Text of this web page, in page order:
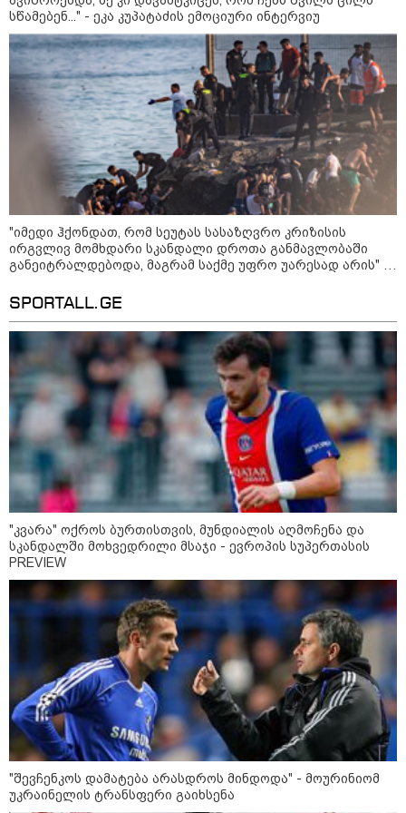
სამართალი
10:54 / 10-08-2026
ქურდობა თვითმფრინავის ბორტზე:
პოლიციამ ჩინეთის 2 მოქალაქე დააკავა -
რა ინფორმაციას ავრცელებს შსს
გორში, მანქანა ქალს დაეჯახა -
რა დეტალები ხდება ცნობილი?
20:38 / 10-08-2026
გურამ დადიანიძის
გაუჩინარების საქმის
ფარგლებში შსს ტერიტორიის
ხელახალ შემოწმებას იწყებს -
შსს განცხადებას ავრცელებს
სწამებენ..." - ეკა კუპატაძის ემოციური ინტერვიუ
"იმედი ჰქონდათ, რომ სეუტას სასაზღვრო კრიზისის
ირგვლივ მომხდარი სკანდალი დროთა განმავლობაში
განეიტრალდებოდა, მაგრამ საქმე უფრო უარესად არის" -
SPORTALL.GE
"კვარა" ოქროს ბურთისთვის, მუნდიალის აღმოჩენა და
სკანდალში მოხვედრილი მსაჯი - ევროპის სუპერთასის
PREVIEW
"შევჩენკოს დამატება არასდროს მინდოდა" - მოურინიომ
უკრაინელის ტრანსფერი გაიხსენა